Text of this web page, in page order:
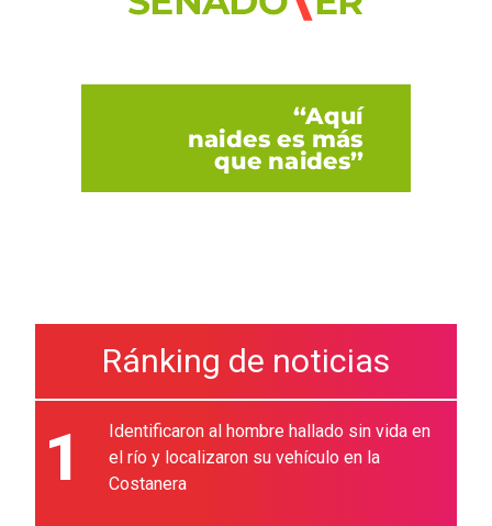
Ránking de noticias
1
Identificaron al hombre hallado sin vida en
el río y localizaron su vehículo en la
Costanera